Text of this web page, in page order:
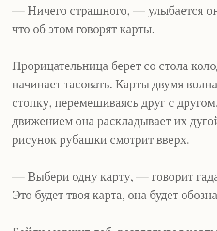
— Ничего страшного, — улыбается
что об этом говорят карты.
Прорицательница берет со стола
начинает тасовать. Карты двумя
стопку, перемешиваясь друг с
движением она раскладывает их
рисунок рубашки смотрит вверх.
— Выбери одну карту, — говорит
Это будет твоя карта, она будет